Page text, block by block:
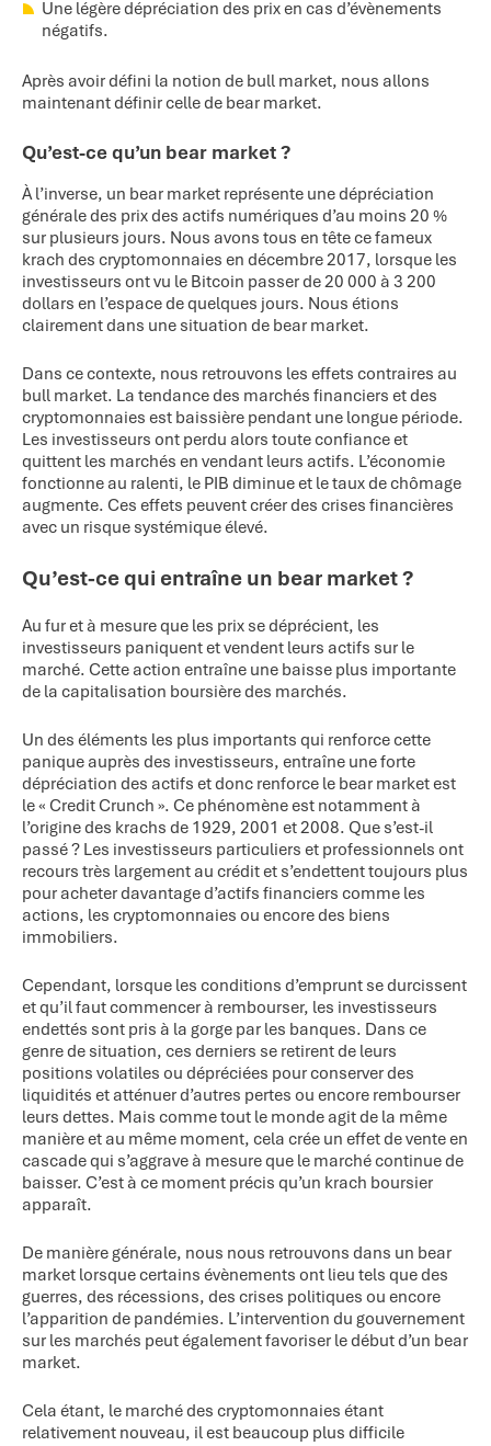
Une légère dépréciation des prix en cas d’évènements
négatifs.
Après avoir défini la notion de bull market, nous allons
maintenant définir celle de bear market.
Qu’est-ce qu’un bear market ?
À l’inverse, un bear market représente une dépréciation
générale des prix des actifs numériques d’au moins 20 %
sur plusieurs jours. Nous avons tous en tête ce fameux
krach des cryptomonnaies en décembre 2017, lorsque les
investisseurs ont vu le Bitcoin passer de 20 000 à 3 200
dollars en l’espace de quelques jours. Nous étions
clairement dans une situation de bear market.
Dans ce contexte, nous retrouvons les effets contraires au
bull market. La tendance des marchés financiers et des
cryptomonnaies est baissière pendant une longue période.
Les investisseurs ont perdu alors toute confiance et
quittent les marchés en vendant leurs actifs. L’économie
fonctionne au ralenti, le PIB diminue et le taux de chômage
augmente. Ces effets peuvent créer des crises financières
avec un risque systémique élevé.
Qu’est-ce qui entraîne un bear market ?
Au fur et à mesure que les prix se déprécient, les
investisseurs paniquent et vendent leurs actifs sur le
marché. Cette action entraîne une baisse plus importante
de la capitalisation boursière des marchés.
Un des éléments les plus importants qui renforce cette
panique auprès des investisseurs, entraîne une forte
dépréciation des actifs et donc renforce le bear market est
le « Credit Crunch ». Ce phénomène est notamment à
l’origine des krachs de 1929, 2001 et 2008. Que s’est-il
passé ? Les investisseurs particuliers et professionnels ont
recours très largement au crédit et s’endettent toujours plus
pour acheter davantage d’actifs financiers comme les
actions, les cryptomonnaies ou encore des biens
immobiliers.
Cependant, lorsque les conditions d’emprunt se durcissent
et qu’il faut commencer à rembourser, les investisseurs
endettés sont pris à la gorge par les banques. Dans ce
genre de situation, ces derniers se retirent de leurs
positions volatiles ou dépréciées pour conserver des
liquidités et atténuer d’autres pertes ou encore rembourser
leurs dettes. Mais comme tout le monde agit de la même
manière et au même moment, cela crée un effet de vente en
cascade qui s’aggrave à mesure que le marché continue de
baisser. C’est à ce moment précis qu’un krach boursier
apparaît.
De manière générale, nous nous retrouvons dans un bear
market lorsque certains évènements ont lieu tels que des
guerres, des récessions, des crises politiques ou encore
l’apparition de pandémies. L’intervention du gouvernement
sur les marchés peut également favoriser le début d’un bear
market.
Cela étant, le marché des cryptomonnaies étant
relativement nouveau, il est beaucoup plus difficile